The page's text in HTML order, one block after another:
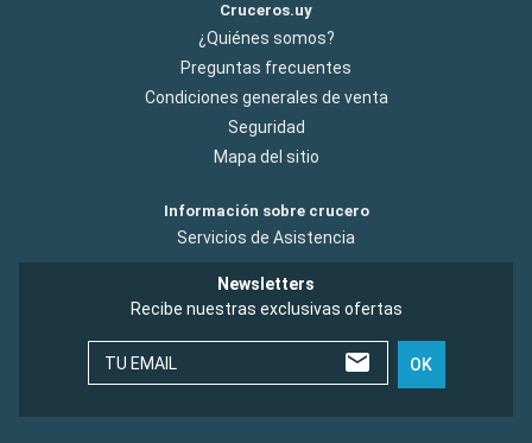
Cruceros.uy
¿Quiénes somos?
Preguntas frecuentes
Condiciones generales de venta
Seguridad
Mapa del sitio
Información sobre crucero
Servicios de Asistencia
Newsletters
Recibe nuestras exclusivas ofertas
TU EMAIL OK